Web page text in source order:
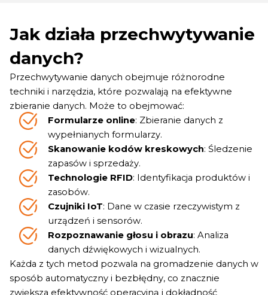
Jak działa przechwytywanie
danych?
Przechwytywanie danych obejmuje różnorodne
techniki i narzędzia, które pozwalają na efektywne
zbieranie danych. Może to obejmować:
Formularze online: Zbieranie danych z
wypełnianych formularzy.
Skanowanie kodów kreskowych: Śledzenie
zapasów i sprzedaży.
Technologie RFID: Identyfikacja produktów i
zasobów.
Czujniki IoT: Dane w czasie rzeczywistym z
urządzeń i sensorów.
Rozpoznawanie głosu i obrazu: Analiza
danych dźwiękowych i wizualnych.
Każda z tych metod pozwala na gromadzenie danych w
sposób automatyczny i bezbłędny, co znacznie
zwiększa efektywność operacyjną i dokładność